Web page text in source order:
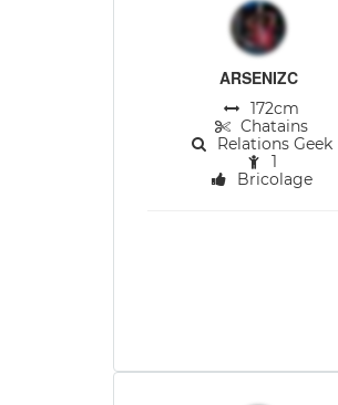
ARSENIZC
172cm
Chatains
Relations Geek
1
Bricolage